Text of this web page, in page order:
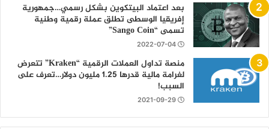
بعد اعتماد البيتكوين بشكل رسمي…جمهورية
إفريقيا الوسطى تطلق عملة رقمية وطنية
تسمى “Sango Coin”
2022-07-04
منصة تداول العملات الرقمية “Kraken” تتعرض
لغرامة مالية قدرها 1.25 مليون دولار…تعرف على
السبب!
2021-09-29